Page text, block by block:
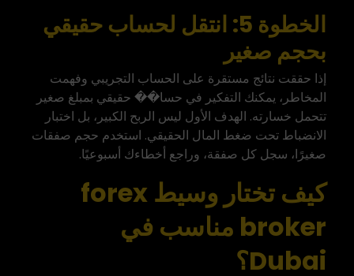
الخطوة 5: انتقل لحساب حقيقي
بحجم صغير
إذا حققت نتائج مستقرة على الحساب التجريبي وفهمت
المخاطر، يمكنك التفكير في حسا�� حقيقي بمبلغ صغير
تتحمل خسارته. الهدف الأول ليس الربح الكبير، بل اختبار
الانضباط تحت ضغط المال الحقيقي. استخدم حجم صفقات
صغيرًا، سجل كل صفقة، وراجع أخطاءك أسبوعيًا.
كيف تختار وسيط forex
broker مناسب في
Dubai؟